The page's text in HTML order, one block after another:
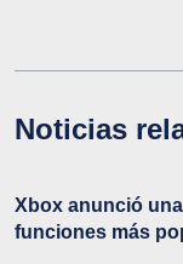
Noticias
Xbox anunció
funciones más